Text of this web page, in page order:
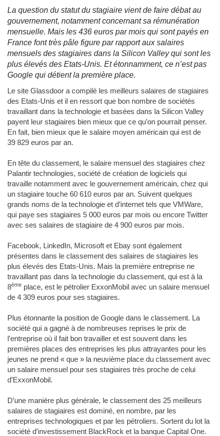
La question du statut du stagiaire vient de faire débat au
gouvernement, notamment concernant sa rémunération
mensuelle. Mais les 436 euros par mois qui sont payés en
France font très pâle figure par rapport aux salaires
mensuels des stagiaires dans la Silicon Valley qui sont les
plus élevés des Etats-Unis. Et étonnamment, ce n’est pas
Google qui détient la première place.
Le site Glassdoor a compilé les meilleurs salaires de stagiaires
des Etats-Unis et il en ressort que bon nombre de sociétés
travaillant dans la technologie et basées dans la Silicon Valley
payent leur stagiaires bien mieux que ce qu’on pourrait penser.
En fait, bien mieux que le salaire moyen américain qui est de
39 829 euros par an.
En tête du classement, le salaire mensuel des stagiaires chez
Palantir technologies, société de création de logiciels qui
travaille notamment avec le gouvernement américain, chez qui
un stagiaire touche 60 610 euros par an. Suivent quelques
grands noms de la technologie et d’internet tels que VMWare,
qui paye ses stagiaires 5 000 euros par mois ou encore Twitter
avec ses salaires de stagiaire de 4 900 euros par mois.
Facebook, LinkedIn, Microsoft et Ebay sont également
présentes dans le classement des salaires de stagiaires les
plus élevés des Etats-Unis. Mais la première entreprise ne
travaillant pas dans la technologie du classement, qui est à la
8ème place, est le pétrolier ExxonMobil avec un salaire mensuel
de 4 309 euros pour ses stagiaires.
Plus étonnante la position de Google dans le classement. La
société qui a gagné à de nombreuses reprises le prix de
l’entreprise où il fait bon travailler et est souvent dans les
premières places des entreprises les plus attrayantes pour les
jeunes ne prend « que » la neuvième place du classement avec
un salaire mensuel pour ses stagiaires très proche de celui
d’ExxonMobil.
D’une manière plus générale, le classement des 25 meilleurs
salaires de stagiaires est dominé, en nombre, par les
entreprises technologiques et par les pétroliers. Sortent du lot la
société d’investissement BlackRock et la banque Capital One.